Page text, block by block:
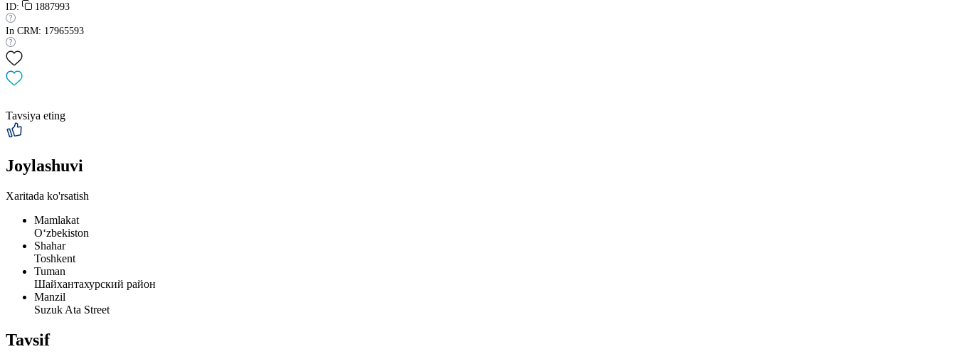
ID: 1887993
In CRM: 17965593
Tavsiya eting
Joylashuvi
Xaritada ko'rsatish
Mamlakat
Oʻzbekiston
Shahar
Toshkent
Tuman
Шайхантахурский район
Manzil
Suzuk Ata Street
Tavsif